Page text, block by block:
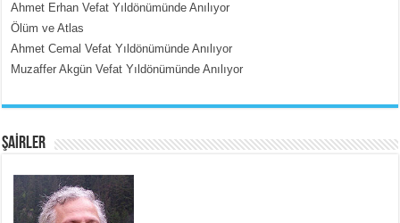
Ahmet Erhan Vefat Yıldönümünde Anılıyor
Ölüm ve Atlas
Ahmet Cemal Vefat Yıldönümünde Anılıyor
Muzaffer Akgün Vefat Yıldönümünde Anılıyor
ŞAİRLER